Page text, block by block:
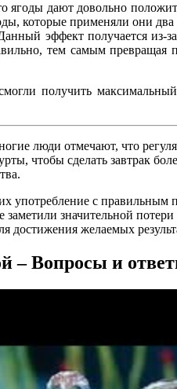
дают довольно
которые применяли они
эффект получается из-
тем самым
получить максимальный
люди отмечают, что
чтобы сделать завтрак
употребление с
значительной
достижения желаемых
– Вопросы и